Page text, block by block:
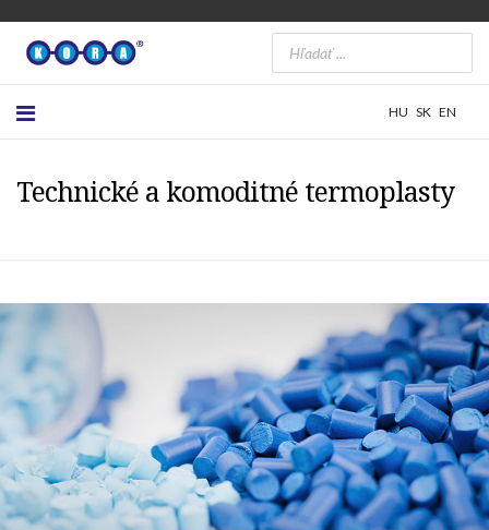
HU SK EN
Technické a komoditné termoplasty